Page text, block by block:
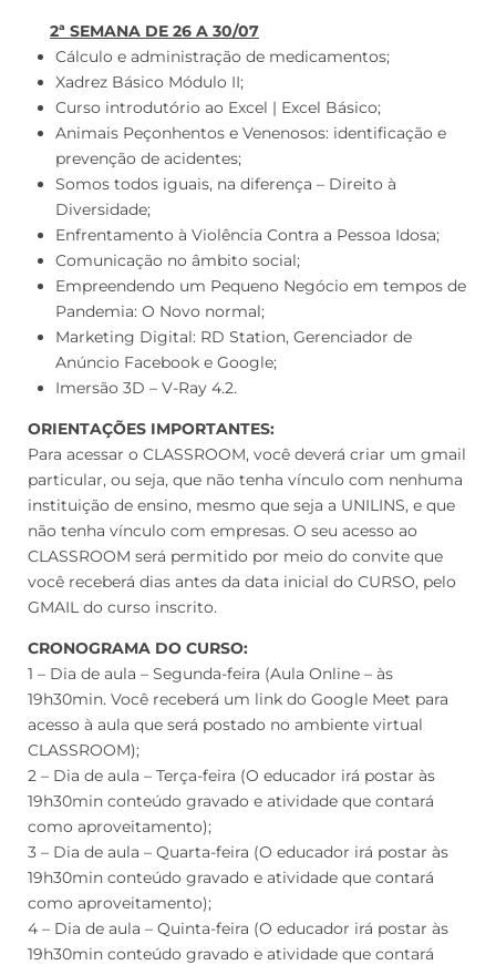
2ª SEMANA DE 26 A 30/07
Cálculo e administração de medicamentos;
Xadrez Básico Módulo II;
Curso introdutório ao Excel | Excel Básico;
Animais Peçonhentos e Venenosos: identificação e
prevenção de acidentes;
Somos todos iguais, na diferença – Direito à
Diversidade;
Enfrentamento à Violência Contra a Pessoa Idosa;
Comunicação no âmbito social;
Empreendendo um Pequeno Negócio em tempos de
Pandemia: O Novo normal;
Marketing Digital: RD Station, Gerenciador de
Anúncio Facebook e Google;
Imersão 3D – V-Ray 4.2.
ORIENTAÇÕES IMPORTANTES:
Para acessar o CLASSROOM, você deverá criar um gmail
particular, ou seja, que não tenha vínculo com nenhuma
instituição de ensino, mesmo que seja a UNILINS, e que
não tenha vínculo com empresas. O seu acesso ao
CLASSROOM será permitido por meio do convite que
você receberá dias antes da data inicial do CURSO, pelo
GMAIL do curso inscrito.
CRONOGRAMA DO CURSO:
1 – Dia de aula – Segunda-feira (Aula Online – às
19h30min. Você receberá um link do Google Meet para
acesso à aula que será postado no ambiente virtual
CLASSROOM);
2 – Dia de aula – Terça-feira (O educador irá postar às
19h30min conteúdo gravado e atividade que contará
como aproveitamento);
3 – Dia de aula – Quarta-feira (O educador irá postar às
19h30min conteúdo gravado e atividade que contará
como aproveitamento);
4 – Dia de aula – Quinta-feira (O educador irá postar às
19h30min conteúdo gravado e atividade que contará